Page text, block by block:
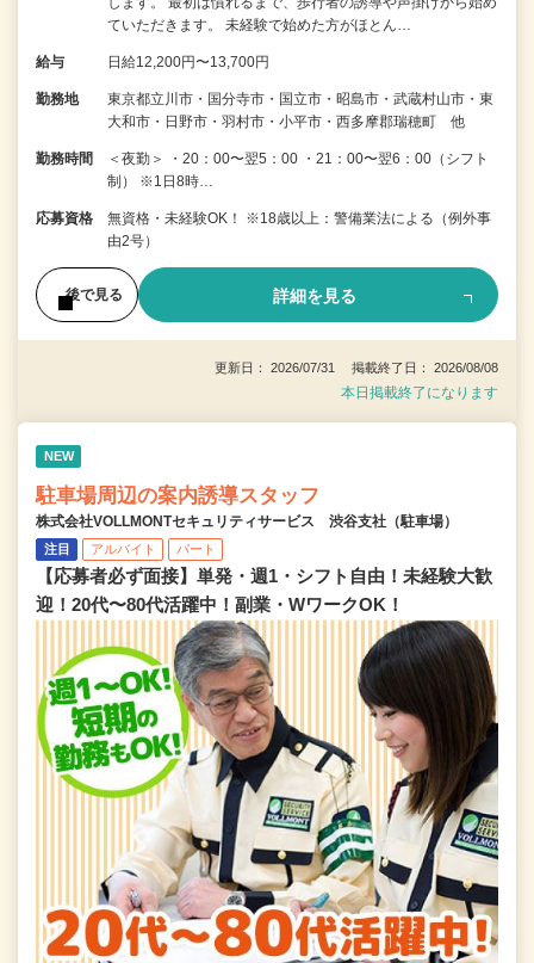
ていただきます。 未経験で始めた方がほとん…
給与 日給12,200円〜13,700円
勤務地
東京都立川市・国分寺市・国立市・昭島市・武蔵村山市・東
大和市・日野市・羽村市・小平市・西多摩郡瑞穂町 他
勤務時間
＜夜勤＞ ・20：00〜翌5：00 ・21：00〜翌6：00（シフト
制） ※1日8時…
応募資格
無資格・未経験OK！ ※18歳以上：警備業法による（例外事
由2号）
後で見る 詳細を見る
更新日： 2026/07/31 掲載終了日： 2026/08/08
本日掲載終了になります
NEW
駐車場周辺の案内誘導スタッフ
株式会社VOLLMONTセキュリティサービス 渋谷支社（駐車場）
注目 アルバイト パート
【応募者必ず面接】単発・週1・シフト自由！未経験大歓
迎！20代〜80代活躍中！副業・WワークOK！